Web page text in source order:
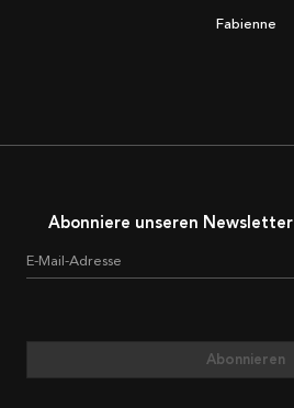
Fabienne
Abonniere unseren Newsletter
E-Mail-Adresse
Abonnieren